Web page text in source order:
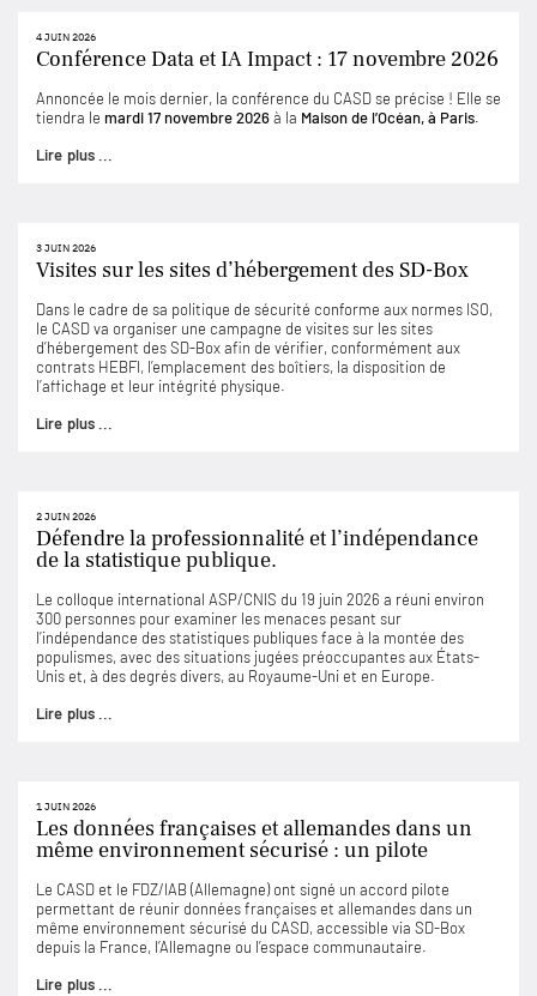
4 JUIN 2026
Conférence Data et IA Impact : 17 novembre 2026
Annoncée le mois dernier, la conférence du CASD se précise ! Elle se
tiendra le mardi 17 novembre 2026à la Maison de l’Océan, à Paris.
Lire plus ...
3 JUIN 2026
Visites sur les sites d’hébergement des SD-Box
Dans le cadre de sa politique de sécurité conforme aux normes ISO,
le CASD va organiser une campagne de visites sur les sites
d’hébergement des SD-Box afin de vérifier, conformément aux
contrats HEBFI, l’emplacement des boîtiers, la disposition de
l’affichage et leur intégrité physique.
Lire plus ...
2 JUIN 2026
Défendre la professionnalité et l’indépendance
de la statistique publique.
Le colloque international ASP/CNIS du 19 juin 2026 a réuni environ
300 personnes pour examiner les menaces pesant sur
l’indépendance des statistiques publiques face à la montée des
populismes, avec des situations jugées préoccupantes aux États-
Unis et, à des degrés divers, au Royaume-Uni et en Europe.
Lire plus ...
1 JUIN 2026
Les données françaises et allemandes dans un
même environnement sécurisé : un pilote
Le CASD et le FDZ/IAB (Allemagne) ont signé un accord pilote
permettant de réunir données françaises et allemandes dans un
même environnement sécurisé du CASD, accessible via SD-Box
depuis la France, l’Allemagne ou l’espace communautaire.
Lire plus ...